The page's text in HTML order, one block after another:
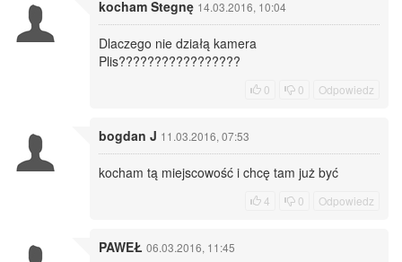
kocham Stegnę 14.03.2016, 10:04
Dlaczego nie działą kamera
Plis?????????????????
0 0 Odpowiedz
bogdan J 11.03.2016, 07:53
kocham tą miejscowość i chcę tam już być
4 0 Odpowiedz
PAWEŁ 06.03.2016, 11:45